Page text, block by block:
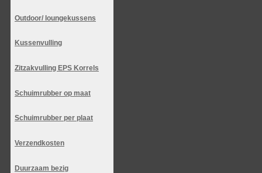
Outdoor/ loungekussens
Kussenvulling
Zitzakvulling EPS Korrels
Schuimrubber op maat
Schuimrubber per plaat
Verzendkosten
Duurzaam bezig